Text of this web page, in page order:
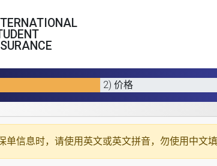
2) 价格
单信息时，请使用 英文或英文拼音，勿使用中文